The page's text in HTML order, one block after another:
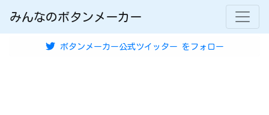
みんなのボタンメーカー
ボタンメーカー公式ツイッター をフォロー